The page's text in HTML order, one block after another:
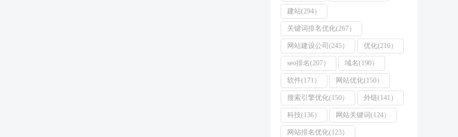
建站(294）
关键词排名优化(267）
网站建设公司(245） 优化(216）
seo排名(207） 域名(190）
软件(171） 网站优化(150）
搜索引擎优化(150） 外链(141）
科技(136） 网站关键词(124）
网站排名优化(123）